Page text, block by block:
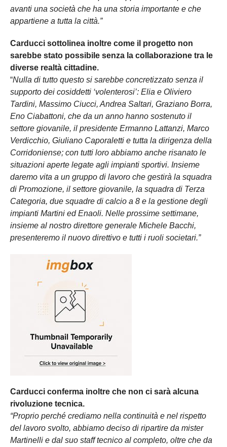
avanti una società che ha una storia importante e che
appartiene a tutta la città.”
Carducci sottolinea inoltre come il progetto non
sarebbe stato possibile senza la collaborazione tra le
diverse realtà cittadine.
“Nulla di tutto questo si sarebbe concretizzato senza il
supporto dei cosiddetti ‘volenterosi’: Elia e Oliviero
Tardini, Massimo Ciucci, Andrea Saltari, Graziano Borra,
Eno Ciabattoni, che da un anno hanno sostenuto il
settore giovanile, il presidente Ermanno Lattanzi, Marco
Verdicchio, Giuliano Caporaletti e tutta la dirigenza della
Corridoniense; con tutti loro abbiamo anche risanato le
situazioni aperte legate agli impianti sportivi. Insieme
daremo vita a un gruppo di lavoro che gestirà la squadra
di Promozione, il settore giovanile, la squadra di Terza
Categoria, due squadre di calcio a 8 e la gestione degli
impianti Martini ed Enaoli. Nelle prossime settimane,
insieme al nostro direttore generale Michele Bacchi,
presenteremo il nuovo direttivo e tutti i ruoli societari.”
Carducci conferma inoltre che non ci sarà alcuna
rivoluzione tecnica.
“Proprio perché crediamo nella continuità e nel rispetto
del lavoro svolto, abbiamo deciso di ripartire da mister
Martinelli e dal suo staff tecnico al completo, oltre che da